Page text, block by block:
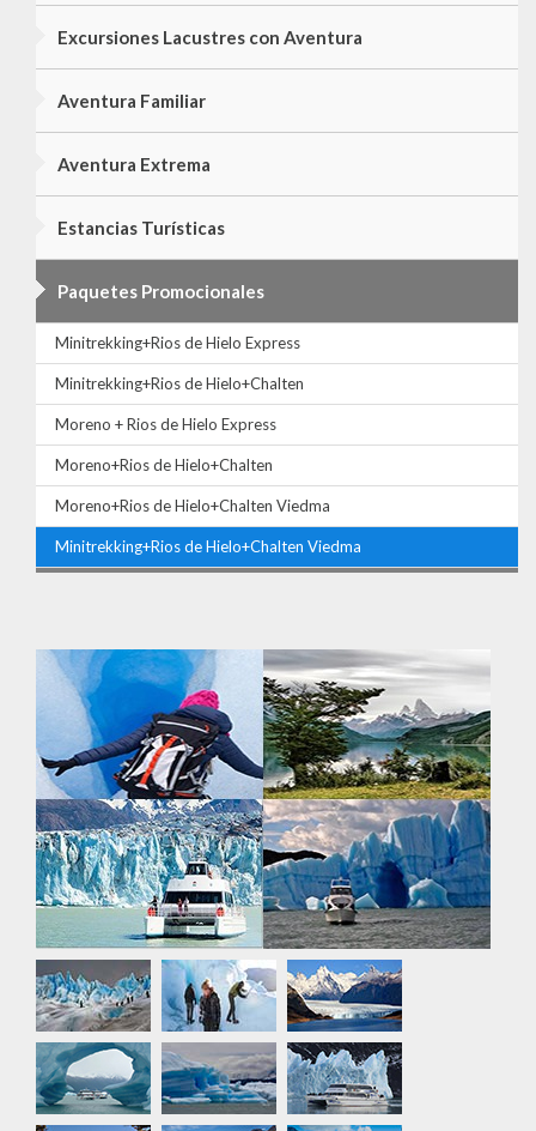
Excursiones Lacustres con Aventura
Aventura Familiar
Aventura Extrema
Estancias Turísticas
Paquetes Promocionales
Minitrekking+Rios de Hielo Express
Minitrekking+Rios de Hielo+Chalten
Moreno + Rios de Hielo Express
Moreno+Rios de Hielo+Chalten
Moreno+Rios de Hielo+Chalten Viedma
Minitrekking+Rios de Hielo+Chalten Viedma